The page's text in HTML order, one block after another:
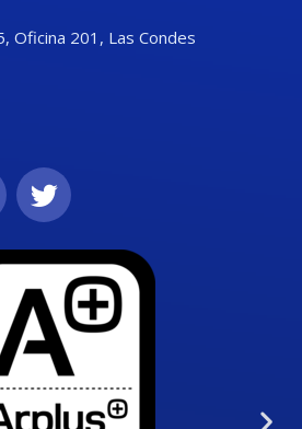
Oficina 201, Las Condes